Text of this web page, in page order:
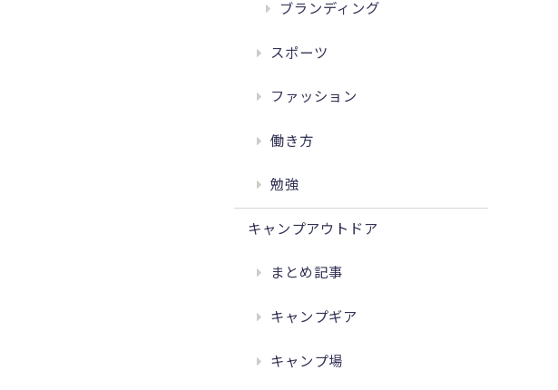
ブランディング
スポーツ
ファッション
働き方
勉強
キャンプアウトドア
まとめ記事
キャンプギア
キャンプ場